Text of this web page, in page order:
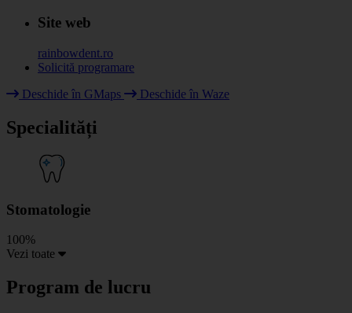
Site web
rainbowdent.ro
Solicită programare
−
Deschide în GMaps
Deschide în Waze
Specialități
Stomatologie
100%
Vezi toate
Program de lucru